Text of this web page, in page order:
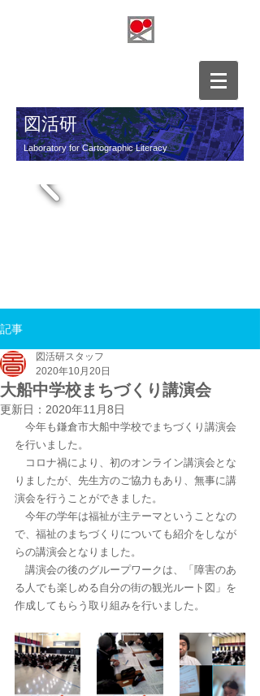
図活研
Laboratory for Cartographic Literacy
記事
大船中学校まちづくり講演会
図活研スタッフ
2020年10月20日
更新日： 2020年11月8日
今年も鎌倉市大船中学校でまちづくり講演会
を行いました。
コロナ禍により、初のオンライン講演会とな
りましたが、先生方のご協力もあり、無事に講
演会を行うことができました。
今年の学年は福祉が主テーマということなの
で、福祉のまちづくりについても紹介をしなが
らの講演会となりました。
講演会の後のグループワークは、「障害のあ
る人でも楽しめる自分の街の観光ルート図」を
作成してもらう取り組みを行いました。